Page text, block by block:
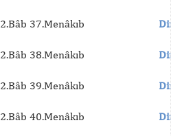
2.Bâb 37.Menâkıb
2.Bâb 38.Menâkıb
2.Bâb 39.Menâkıb
2.Bâb 40.Menâkıb